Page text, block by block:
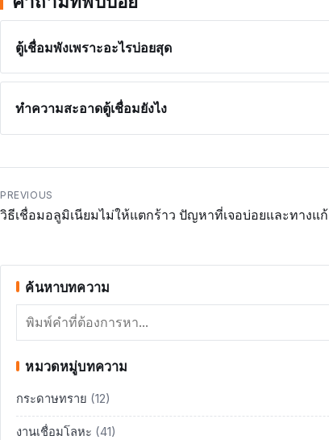
ตู้เชื่อมพังเพราะอะไรบ่อยสุด
ทำความสะอาดตู้เชื่อมยังไง
แนะแนว
เรื่อง
PREVIOUS
วิธีเชื่อมอลูมิเนียมไม่ให้แตกร้าว ปัญหาที่เจอบ่อยและทางแก้
ค้นหาบทความ
ค้นหา
หมวดหมู่บทความ
กระดาษทราย (12)
งานเชื่อมโลหะ (41)